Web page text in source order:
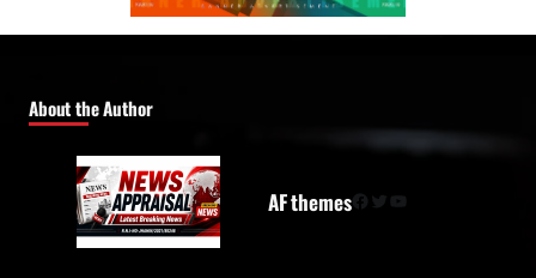
About the Author
AF themesFacebook Twitter YouTube